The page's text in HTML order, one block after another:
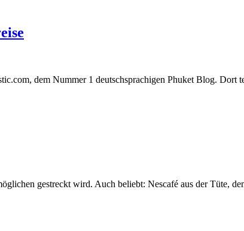
dem Nummer 1 deutschsprachigen Phuket Blog. Dort
gestreckt wird. Auch beliebt: Nescafé aus der Tüte,